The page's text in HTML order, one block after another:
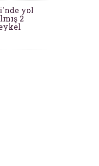
yol
2